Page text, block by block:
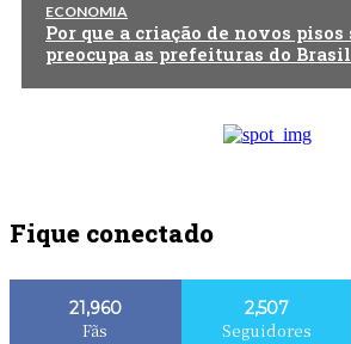
ECONOMIA
Por que a criação de novos
preocupa as prefeituras do
Fique conectado
21,960
Fãs
2,507
Seguidores